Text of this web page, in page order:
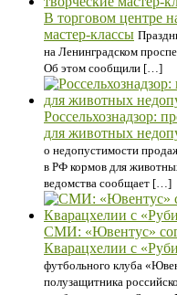
В торговом центре
мастер-классы
на Ленинградском
Об этом сообщили […]
Россельхознадзор:
для животных
о недопустимости
в РФ кормов для
ведомства сообщает […]
СМИ: «Ювентус»
Кварацхелии с
футбольного клуба
полузащитника